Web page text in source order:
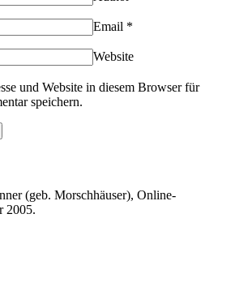
Email *
Website
und Website in diesem Browser für
speichern.
(geb. Morschhäuser), Online-
2005.